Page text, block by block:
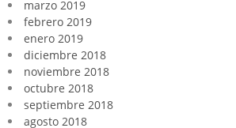
marzo 2019
febrero 2019
enero 2019
diciembre 2018
noviembre 2018
octubre 2018
septiembre 2018
agosto 2018